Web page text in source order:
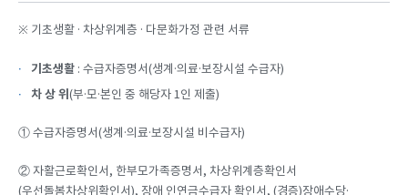
※ 기초생활 · 차상위계층 · 다문화가정 관련 서류
기초생활 : 수급자증명서(생계·의료·보장시설 수급자)
차 상 위(부·모·본인 중 해당자 1인 제출)
① 수급자증명서(생계·의료·보장시설 비수급자)
② 자활근로확인서, 한부모가족증명서, 차상위계층확인서
(우선돌봄차상위확인서), 장애 인연금수급자 확인서, (경증)장애수당·